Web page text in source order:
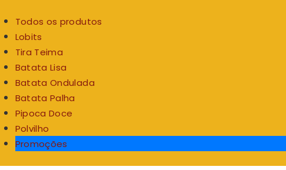
Todos os produtos
Lobits
Tira Teima
Batata Lisa
Batata Ondulada
Batata Palha
Pipoca Doce
Polvilho
Promoções